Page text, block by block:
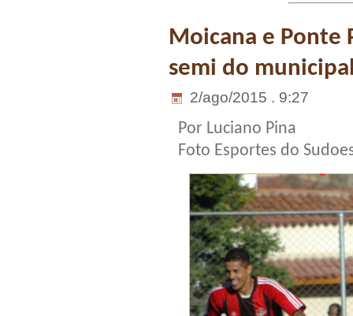
Moicana e Ponte
semi do
2/ago/2015 . 9:27
Por Luciano Pina
Foto Esportes do